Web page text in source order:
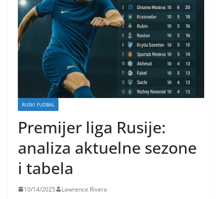
RUSKI FUDBAL
Premijer liga Rusije:
analiza aktuelne sezone
i tabela
10/14/2025 Lawrence Rivera